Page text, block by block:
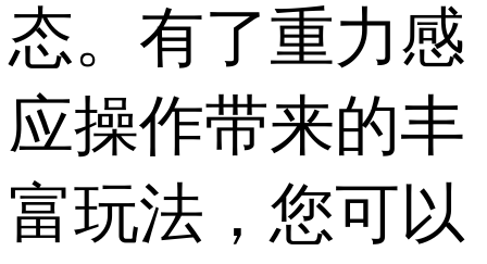
态。有了重力感
应操作带来的丰
富玩法，您可以